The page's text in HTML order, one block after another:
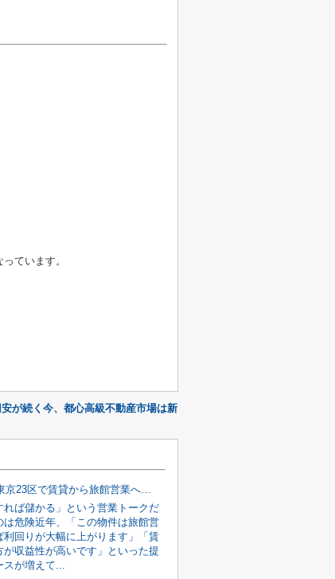
ています。
安が続く今、都心高級不動産市場は新
【2026年版】東京23区で賃貸から旅館営業へ変更｜簡単な区・難しい区を不動産会社が徹底解説
れば儲かる」という営業トークだ
は危険近年、「この物件は旅館営
利回りが大幅に上がります」「賃
が収益性が高いです」といった提
スが増えて...